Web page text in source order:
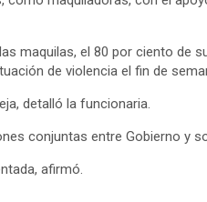
maquilas, el 80 por ciento de
de violencia el fin de
detalló la funcionaria.
conjuntas entre Gobierno y
afirmó.